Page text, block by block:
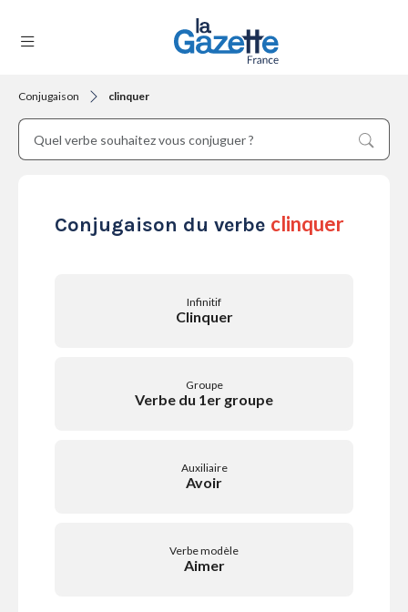
THÉMATIQUES
Conjugaison clinquer
Conjugaison du verbe clinquer
Infinitif
Clinquer
Groupe
Verbe du 1er groupe
Auxiliaire
Avoir
Verbe modèle
Aimer